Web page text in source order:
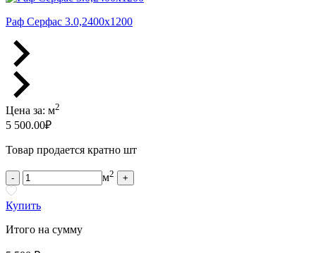
Раф Серфас 3.0,2400x1200
Цена за: м2
5 500.00₽
Товар продается кратно шт
- м2 +
Купить
Итого на сумму